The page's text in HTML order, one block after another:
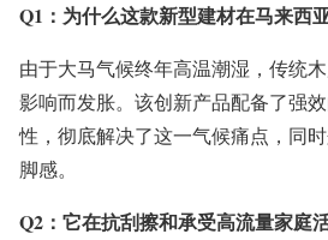
Q1：为什么这款新型建材在马来西
由于大马气候终年高温潮湿，传统
影响而发胀。该创新产品配备了强
性，彻底解决了这一气候痛点，同
脚感。
Q2：它在抗刮擦和承受高流量家庭